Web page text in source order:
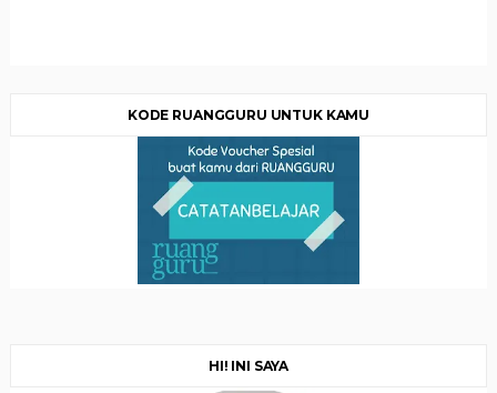
KODE RUANGGURU UNTUK KAMU
HI! INI SAYA